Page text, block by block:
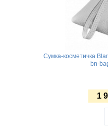
Сумка-косметичка
bn-
1